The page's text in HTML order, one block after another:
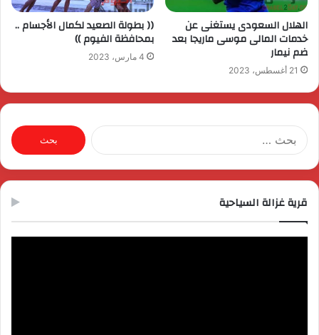
الهلال السعودى يستغنى عن
خدمات المالى موسى ماريجا بعد
ضم نيمار
21 أغسطس، 2023
(( بطولة الصعيد لكمال الأجسام ..
بمحافظة الفيوم ))
4 مارس، 2023
البحث
عن:
قرية غزالة السياحية